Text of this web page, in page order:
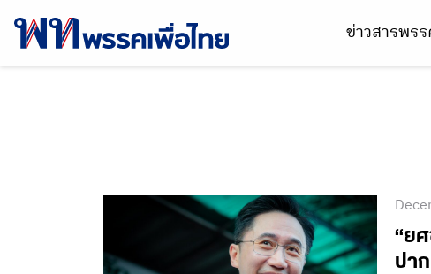
ข่าวสารพร
“ย
ปา